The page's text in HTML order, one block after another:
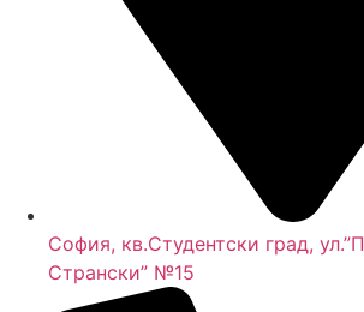
София, кв.Студентски град,
Странски” №15